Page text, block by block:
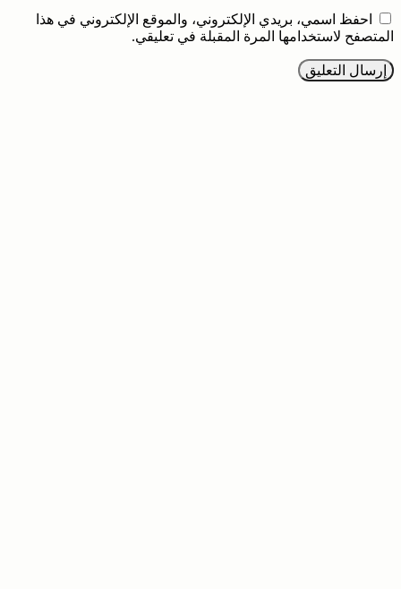
احفظ اسمي، بريدي الإلكتروني، والموقع الإلكتروني في هذا
المتصفح لاستخدامها المرة المقبلة في تعليقي.